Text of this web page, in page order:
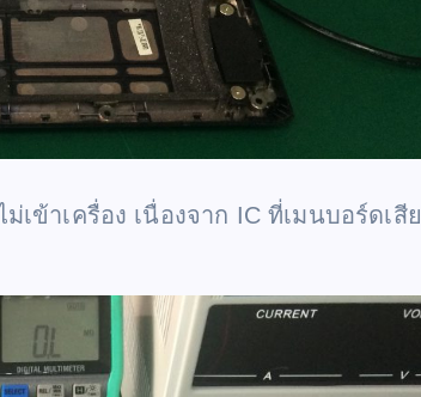
เข้าเครื่อง เนื่องจาก IC ที่เมนบอร์ดเสีย